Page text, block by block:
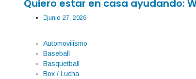
Quiero estar en casa ayudando:
junio 27, 2026
Automovilismo
Baseball
Basquetball
Box / Lucha